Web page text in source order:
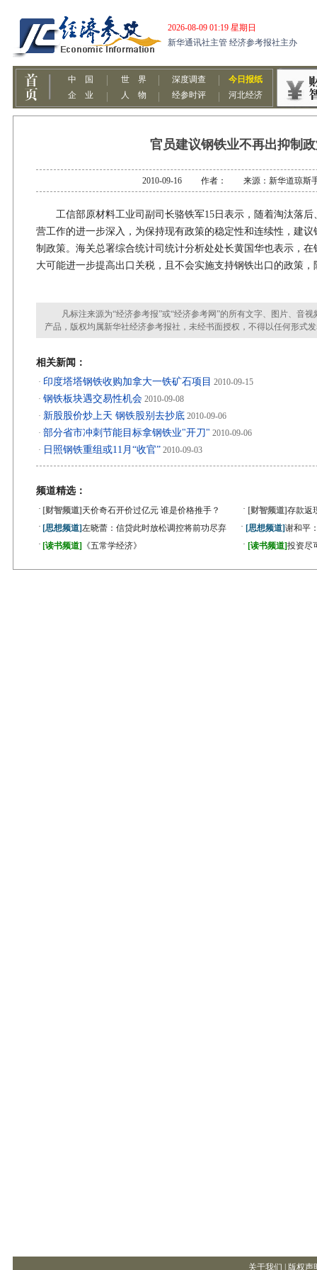
官员建议钢铁业不再出抑制
2010-09-16 作者： 来源：新华道琼斯
工信部原材料工业司副司长骆铁军15日表示，随着淘汰落后
营工作的进一步深入，为保持现有政策的稳定性和连续性，建
制政策。海关总署综合统计司统计分析处处长黄国华也表示，
大可能进一步提高出口关税，且不会实施支持钢铁出口的政策
凡标注来源为“经济参考报”或“经济参考网”的所有文字、图片、音视
产品，版权均属新华社经济参考报社，未经书面授权，不得以任何形式
相关新闻：
· 印度塔塔钢铁收购加拿大一铁矿石项目 2010-09-15
· 钢铁板块遇交易性机会 2010-09-08
· 新股股价炒上天 钢铁股别去抄底 2010-09-06
· 部分省市冲刺节能目标拿钢铁业"开刀" 2010-09-06
· 日照钢铁重组或11月“收官” 2010-09-03
频道精选：
· [财智频道] 天价奇石开价过亿元 谁是价格推手？ · [财智频道]存款返
· [思想频道]左晓蕾：信贷此时放松调控将前功尽弃 · [思想频道]谢和平
· [读书频道] 《五常学经济》 · [读书频道]投资尽